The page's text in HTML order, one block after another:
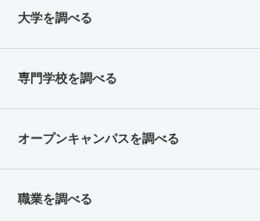
大学を調べる
専門学校を調べる
オープンキャンパスを調べる
職業を調べる